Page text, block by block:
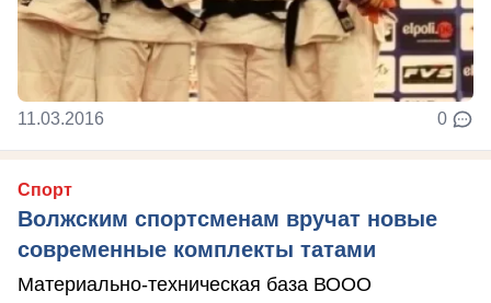
11.03.2016 0
Спорт
Волжским спортсменам вручат новые
современные комплекты татами
Материально-техническая база ВООО